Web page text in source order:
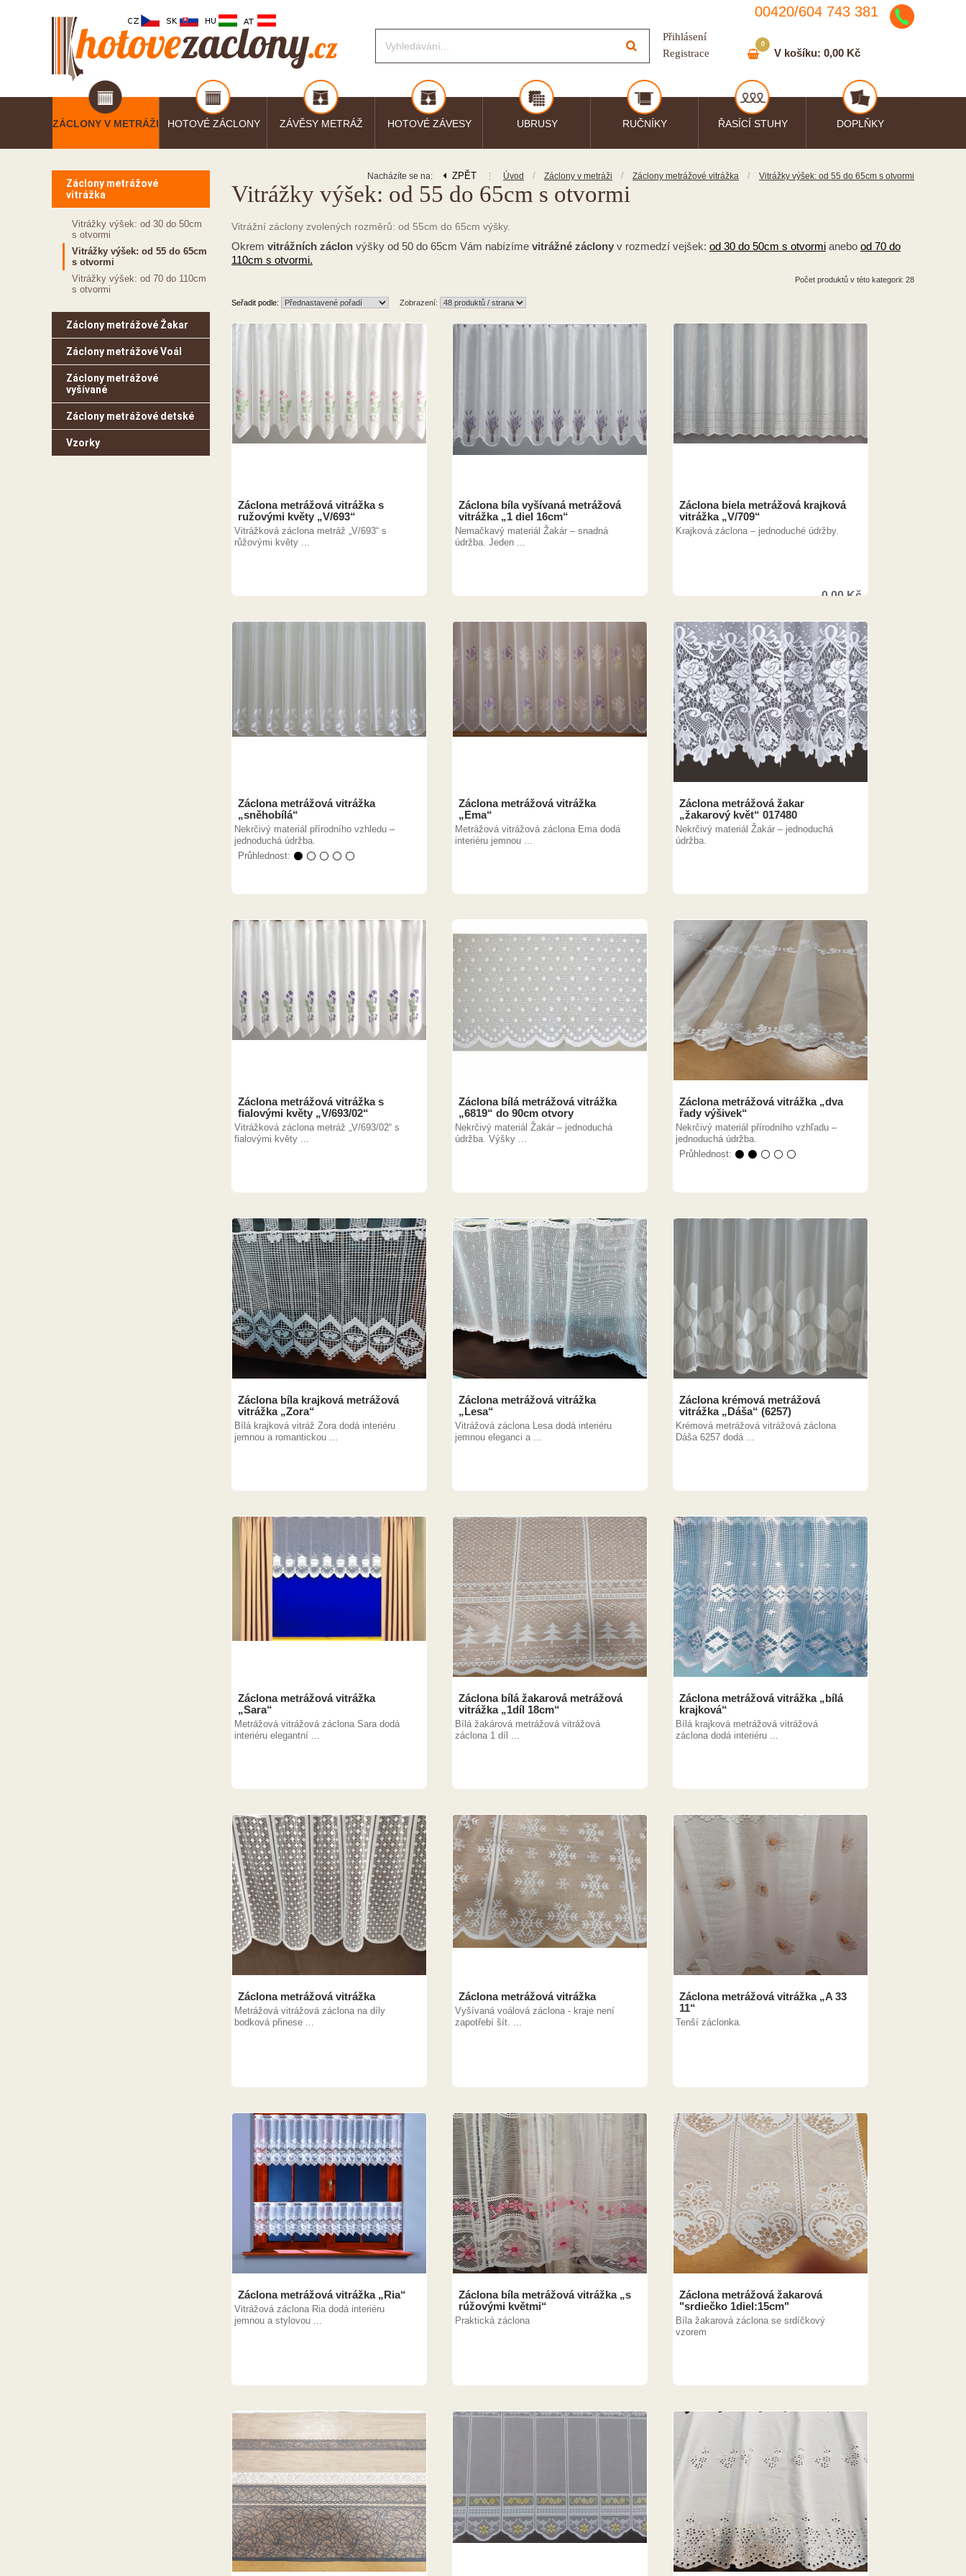
00420/604 743 381
Přihlásení
Registrace
V košíku: 0,00 Kč
0
ZÁCLONY V METRÁŽI HOTOVÉ ZÁCLONY ZÁVĚSY METRÁŽ HOTOVÉ ZÁVESY UBRUSY RUČNÍKY ŘASÍCÍ STUHY DOPLŇKY
Záclony metrážové
vitrážka
Vitrážky výšek: od 30 do 50cm
s otvormi
Vitrážky výšek: od 55 do 65cm
s otvormi
Vitrážky výšek: od 70 do 110cm
s otvormi
Záclony metrážové Žakar
Záclony metrážové Voál
Záclony metrážové
vyšívané
Záclony metrážové detské
Vzorky
Nacházíte se na: ZPĚT ⋮ Úvod / Záclony v metráži / Záclony metrážové vitrážka / Vitrážky výšek: od 55 do 65cm s otvormi
Vitrážky výšek: od 55 do 65cm s otvormi
Vitrážní záclony zvolených rozměrů: od 55cm do 65cm výšky.
Okrem vitrážních záclon výšky od 50 do 65cm Vám nabízíme vitrážné záclony v rozmedzí vejšek: od 30 do 50cm s otvormi anebo od 70 do
110cm s otvormi.
Počet produktů v této kategorii: 28
Seřadit podle: Zobrazení:
Záclona metrážová vitrážka s
ružovými květy „V/693“
Vitrážková záclona metráž „V/693“ s
růžovými květy ...
Záclona bíla vyšívaná metrážová
vitrážka „1 diel 16cm“
Nemačkavý materiál Žakár – snadná
údržba. Jeden ...
Záclona biela metrážová krajková
vitrážka „V/709“
Krajková záclona – jednoduché údržby.
0,00Kč
Záclona metrážová vitrážka
„sněhobílá“
Nekrčivý materiál přírodního vzhledu –
jednoduchá údržba.
Průhlednost: ⚫ ⚪ ⚪ ⚪ ⚪
Záclona metrážová vitrážka
„Ema“
Metrážová vitrážová záclona Ema dodá
interiéru jemnou ...
Záclona metrážová žakar
„žakarový květ“ 017480
Nekrčivý materiál Žakár – jednoduchá
údržba.
Záclona metrážová vitrážka s
fialovými květy „V/693/02“
Vitrážková záclona metráž „V/693/02“ s
fialovými květy ...
Záclona bílá metrážová vitrážka
„6819“ do 90cm otvory
Nekrčivý materiál Žakár – jednoduchá
údržba. Výšky ...
Záclona metrážová vitrážka „dva
řady výšivek“
Nekrčivý materiál přírodního vzhľadu –
jednoduchá údržba.
Průhlednost: ⚫ ⚫ ⚪ ⚪ ⚪
Záclona bíla krajková metrážová
vitrážka „Zora“
Bílá krajková vitráž Zora dodá interiéru
jemnou a romantickou ...
Záclona metrážová vitrážka
„Lesa“
Vitrážová záclona Lesa dodá interiéru
jemnou eleganci a ...
Záclona krémová metrážová
vitrážka „Dáša“ (6257)
Krémová metrážová vitrážová záclona
Dáša 6257 dodá ...
Záclona metrážová vitrážka
„Sara“
Metrážová vitrážová záclona Sara dodá
interiéru elegantní ...
Záclona bílá žakarová metrážová
vitrážka „1díl 18cm“
Bílá žakárová metrážová vitrážová
záclona 1 díl ...
Záclona metrážová vitrážka „bílá
krajková“
Bílá krajková metrážová vitrážová
záclona dodá interiéru ...
Záclona metrážová vitrážka
Metrážová vitrážová záclona na díly
bodková přinese ...
Záclona metrážová vitrážka
Vyšívaná voálová záclona - kraje není
zapotřebí šít. ...
Záclona metrážová vitrážka „A 33
11“
Tenší záclonka.
Záclona metrážová vitrážka „Ria“
Vitrážová záclona Ria dodá interiéru
jemnou a stylovou ...
Záclona bíla metrážová vitrážka „s
rúžovými květmi“
Praktická záclona
Záclona metrážová žakarová
"srdiečko 1diel:15cm"
Bíla žakarová záclona se srdíčkový
vzorem